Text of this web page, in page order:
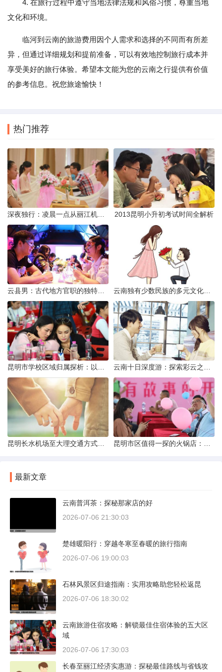
4. 在旅行过程中遵守当地法律法规和风俗习惯，尊重当地
文化和环境。
临河到云南的旅游费用因个人需求和选择的不同而有所差
异，但通过详细规划和提前准备，可以有效地控制旅行成本并
享受美好的旅行体验。希望本文能为您的云南之行提供有价值
的参考信息。祝您旅途愉快！
热门推荐
2013昆明小升初考试时间全解析
最新文章
云南普洱茶：探秘那家店的好
2026-07-06 21:30:03
楚雄暖阳行：穿越冬寒至春暖的旅行指南
2026-07-06 19:00:03
石林风景区归途指南：实用攻略助您轻松返昆
2026-07-06 18:30:02
云南旅游住宿攻略：解锁最佳住宿体验的五大区
域
2026-07-06 17:30:03
长春至丽江经济实惠游：探秘最佳路线与省钱攻